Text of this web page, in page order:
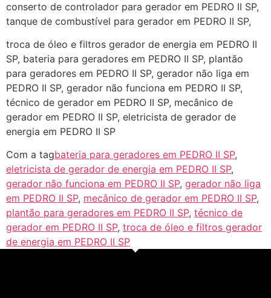
conserto de controlador para gerador em PEDRO II SP,
tanque de combustível para gerador em PEDRO II SP,
troca de óleo e filtros gerador de energia em PEDRO II
SP, bateria para geradores em PEDRO II SP, plantão
para geradores em PEDRO II SP, gerador não liga em
PEDRO II SP, gerador não funciona em PEDRO II SP,
técnico de gerador em PEDRO II SP, mecânico de
gerador em PEDRO II SP, eletricista de gerador de
energia em PEDRO II SP
Com a tagbateria para geradores em PEDRO II SP,
eletricista de gerador de energia em PEDRO II SP,
gerador não funciona em PEDRO II SP, gerador não liga
em PEDRO II SP, mecânico de gerador em PEDRO II SP,
plantão para geradores em PEDRO II SP, técnico de
gerador em PEDRO II SP, troca de óleo e filtros gerador
de energia em PEDRO II SP